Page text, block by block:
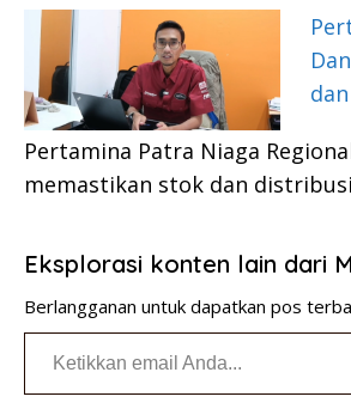
Pertamina Patra Niaga
memastikan stok dan
Eksplorasi konten lain dari
Berlangganan untuk dapatkan pos
Ketikkan email Anda...